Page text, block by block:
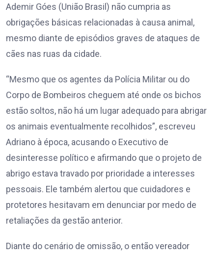
Ademir Góes (União Brasil) não cumpria as
obrigações básicas relacionadas à causa animal,
mesmo diante de episódios graves de ataques de
cães nas ruas da cidade.
“Mesmo que os agentes da Polícia Militar ou do
Corpo de Bombeiros cheguem até onde os bichos
estão soltos, não há um lugar adequado para abrigar
os animais eventualmente recolhidos”, escreveu
Adriano à época, acusando o Executivo de
desinteresse político e afirmando que o projeto de
abrigo estava travado por prioridade a interesses
pessoais. Ele também alertou que cuidadores e
protetores hesitavam em denunciar por medo de
retaliações da gestão anterior.
Diante do cenário de omissão, o então vereador